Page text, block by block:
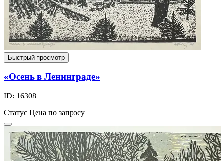
Быстрый просмотр
«Осень в Ленинграде»
ID: 16308
Статус Цена по запросу